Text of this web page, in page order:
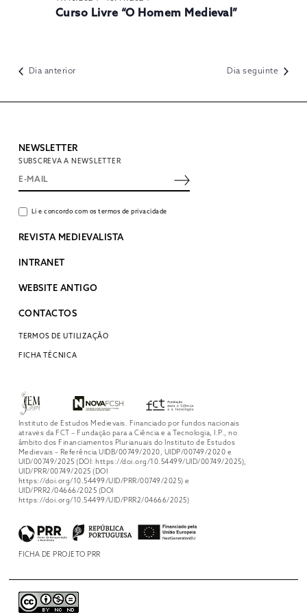
Curso Livre “O Homem Medieval”
Dia anterior Dia seguinte
NEWSLETTER
SUBSCREVA A NEWSLETTER
Li e concordo com os termos de privacidade
REVISTA MEDIEVALISTA
INTRANET
WEBSITE ANTIGO
CONTACTOS
TERMOS DE UTILIZAÇÃO
FICHA TÉCNICA
Instituto de Estudos Medievais. Financiado por fundos nacionais
através da FCT – Fundação para a Ciência e a Tecnologia, I.P., no
âmbito dos Financiamentos Plurianuais do Instituto de Estudos
Medievais – Referência UIDB/00749/2020, UIDP/00749/2020 e
UID/00749/2025 (DOI: https://doi.org/10.54499/UID/00749/2025),
UID/PRR/00749/2025 (DOI
https://doi.org/10.54499/UID/PRR/00749/2025) e
UID/PRR2/04666/2025 (DOI
https://doi.org/10.54499/UID/PRR2/04666/2025)
FICHA DE PROJETO PRR